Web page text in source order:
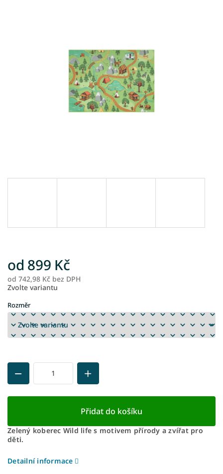
od 899 Kč
od 742,98 Kč bez DPH
Zvolte variantu
Rozměr
Přidat do košíku
Zelený koberec Wild life s motivem přírody a zvířat pro
děti.
Detailní informace